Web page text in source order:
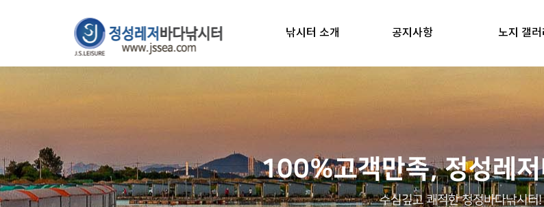
낚시터 소개 공지사항 노지 갤러
100%고객만족, 정성레
수심깊고 쾌적한 청정바다낚시터!